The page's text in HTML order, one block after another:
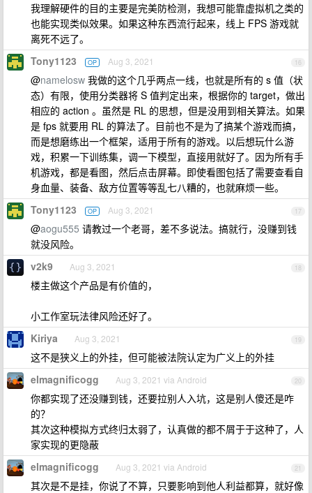
我理解硬件的目的主要是完美防检测，我想可能靠虚拟机之类的
也能实现类似效果。如果这种东西流行起来，线上 FPS 游戏就
离死不远了。
16
Tony1123 OP Aug 3, 2021
@namelosw 我做的这个几乎两点一线，也就是所有的 s 值（状
态）有限，使用分类器将 S 值判定出来，根据你的 target，做出
相应的 action 。虽然是 RL 的思想，但是没用到相关算法。如果
是 fps 就要用 RL 的算法了。目前也不是为了搞某个游戏而搞，
而是想磨练出一个框架，适用于所有的游戏。以后想玩什么游
戏，积累一下训练集，调一下模型，直接用就好了。因为所有手
机游戏，都是看图，然后点击屏幕。即使看图包括了需要查看自
身血量、装备、敌方位置等等乱七八糟的，也就麻烦一些。
17
Tony1123 OP Aug 3, 2021
@aogu555 请教过一个老哥，差不多说法。搞就行，没赚到钱
就没风险。
18
v2k9 Aug 3, 2021
楼主做这个产品是有价值的，
小工作室玩法律风险还好了。
19
Kiriya Aug 3, 2021
这不是狭义上的外挂，但可能被法院认定为广义上的外挂
20
elmagnificogg Aug 3, 2021 via Android
你都实现了还没赚到钱，还要拉别人入坑，这是别人傻还是咋
的？
其次这种模拟方式终归太弱了，认真做的都不屑于于这种了，人
家实现的更隐蔽
21
elmagnificogg Aug 3, 2021 via Android
其次是不是挂，你说了不算，只要影响到他人利益都算，就好像